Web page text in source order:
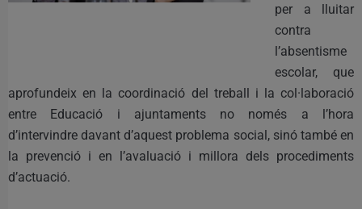
per a lluitar
contra
l’absentisme
escolar, que
aprofundeix en la coordinació del treball i la col·laboració
entre Educació i ajuntaments no només a l’hora
d’intervindre davant d’aquest problema social, sinó també en
la prevenció i en l’avaluació i millora dels procediments
d’actuació.